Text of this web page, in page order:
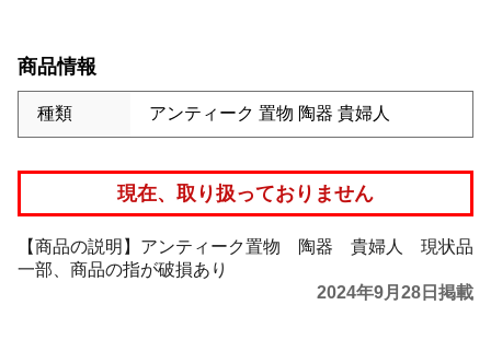
商品情報
種類 アンティーク 置物 陶器 貴婦人
現在、取り扱っておりません
【商品の説明】アンティーク置物 陶器 貴婦人 現状品
一部、商品の指が破損あり
2024年9月28日掲載